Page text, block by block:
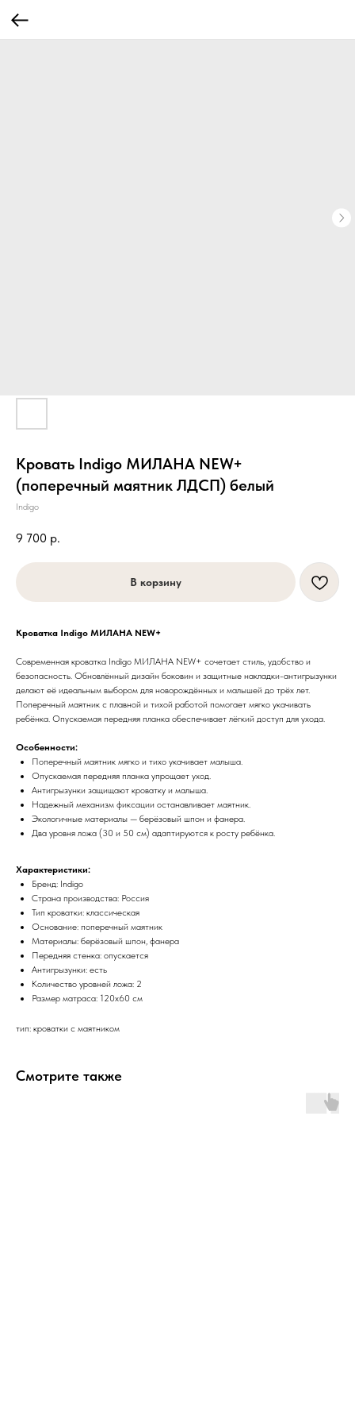
Кровать Indigo МИЛАНА NEW+
(поперечный маятник ЛДСП) белый
Indigo
9 700 р.
В корзину
Кроватка Indigo МИЛАНА NEW+
Современная кроватка Indigo МИЛАНА NEW+ сочетает стиль, удобство и
безопасность. Обновлённый дизайн боковин и защитные накладки-антигрызунки
делают её идеальным выбором для новорождённых и малышей до трёх лет.
Поперечный маятник с плавной и тихой работой помогает мягко укачивать
ребёнка. Опускаемая передняя планка обеспечивает лёгкий доступ для ухода.
Особенности:
Поперечный маятник мягко и тихо укачивает малыша.
Опускаемая передняя планка упрощает уход.
Антигрызунки защищают кроватку и малыша.
Надежный механизм фиксации останавливает маятник.
Экологичные материалы — берёзовый шпон и фанера.
Два уровня ложа (30 и 50 см) адаптируются к росту ребёнка.
Характеристики:
Бренд: Indigo
Страна производства: Россия
Тип кроватки: классическая
Основание: поперечный маятник
Материалы: берёзовый шпон, фанера
Передняя стенка: опускается
Антигрызунки: есть
Количество уровней ложа: 2
Размер матраса: 120х60 см
тип: кроватки с маятником
Смотрите также